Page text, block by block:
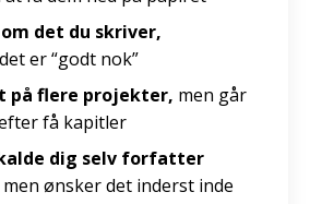
det du skriver,
er “godt nok”
på flere projekter, men går
få kapitler
dig selv forfatter
ønsker det inderst inde